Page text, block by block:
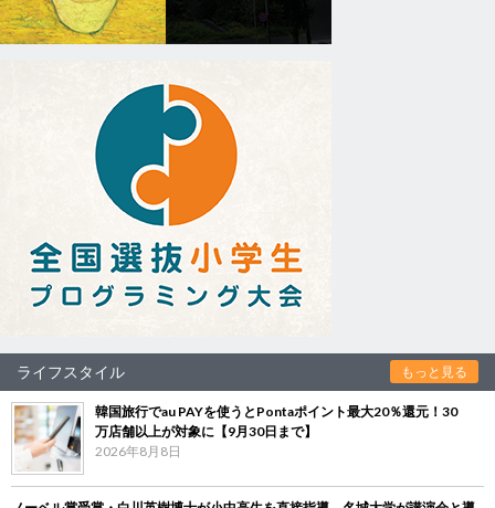
ライフスタイル もっと見る
韓国旅行でau PAYを使うとPontaポイント最大20％還元！30
万店舗以上が対象に【9月30日まで】
2026年8月8日